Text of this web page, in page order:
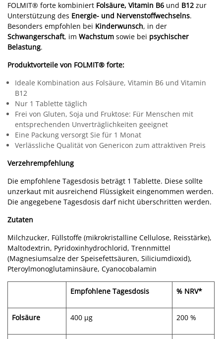
FOLMIT® forte kombiniert Folsäure, Vitamin B6 und B12 zur
Unterstützung des Energie- und Nervenstoffwechselns.
Besonders empfohlen bei Kinderwunsch, in der
Schwangerschaft, im Wachstum sowie bei psychischer
Belastung.
Produktvorteile von FOLMIT® forte:
Ideale Kombination aus Folsäure, Vitamin B6 und Vitamin
B12
Nur 1 Tablette täglich
Frei von Gluten, Soja und Fruktose: Für Menschen mit
entsprechenden Unverträglichkeiten geeignet
Eine Packung versorgt Sie für 1 Monat
Verlässliche Qualität von Genericon zum attraktiven Preis
Verzehrempfehlung
Die empfohlene Tagesdosis beträgt 1 Tablette. Diese sollte
unzerkaut mit ausreichend Flüssigkeit eingenommen werden.
Die angegebene Tagesdosis darf nicht überschritten werden.
Zutaten
Milchzucker, Füllstoffe (mikrokristalline Cellulose, Reisstärke),
Maltodextrin, Pyridoxinhydrochlorid, Trennmittel
(Magnesiumsalze der Speisefettsäuren, Siliciumdioxid),
Pteroylmonoglutaminsäure, Cyanocobalamin
Empfohlene Tagesdosis % NRV*
Folsäure 400 µg 200 %